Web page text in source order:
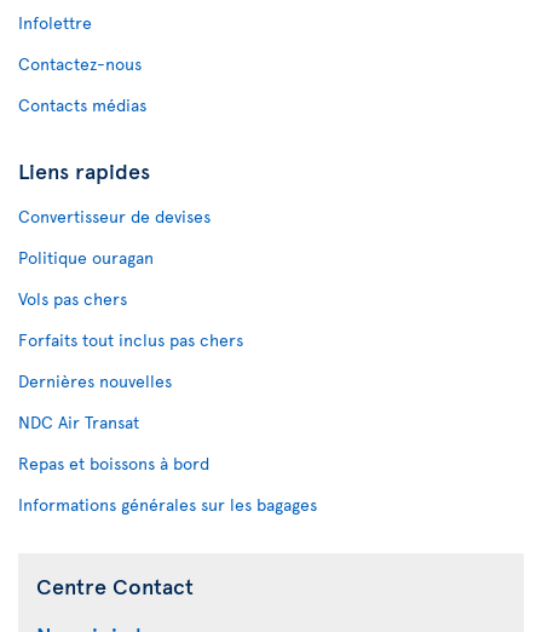
Infolettre
Contactez-nous
Contacts médias
Liens rapides
Convertisseur de devises
Politique ouragan
Vols pas chers
Forfaits tout inclus pas chers
Dernières nouvelles
NDC Air Transat
Repas et boissons à bord
Informations générales sur les bagages
Centre Contact